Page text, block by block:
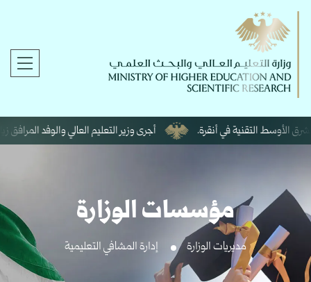
الأوسط التقنية في أنقرة. أجرى وزير التعليم العالي والوفد المرافق زيارة
مؤسسات الوزارة
مديريات الوزارة إدارة المشافي التعليمية